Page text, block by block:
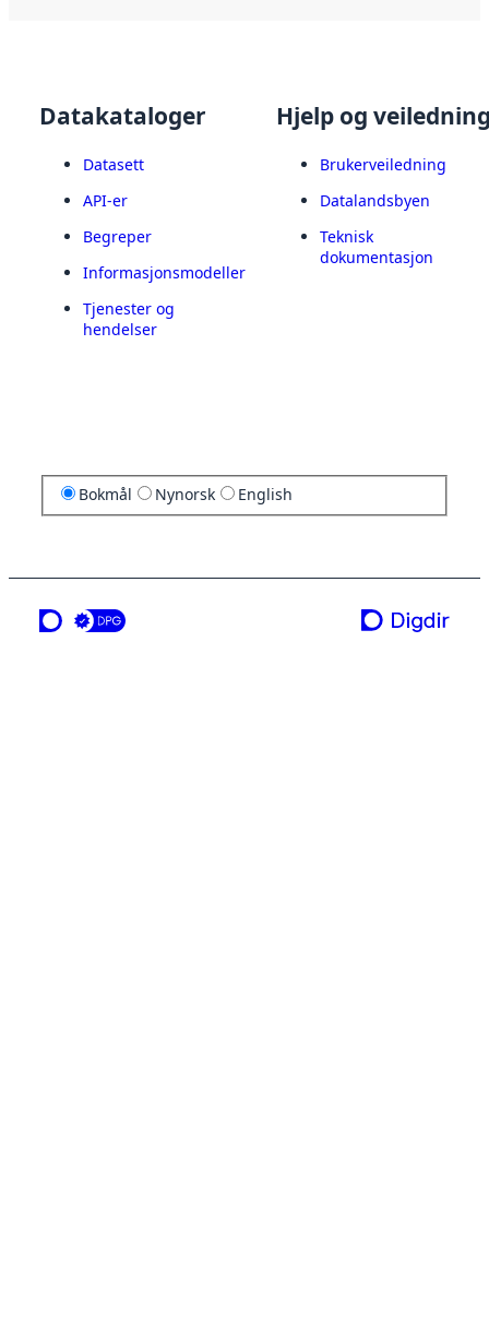
Datakataloger
Datasett
API-er
Begreper
Informasjonsmodeller
Tjenester og
hendelser
Hjelp og
Brukerveiledning
Datalandsbyen
Teknisk
dokumentasjon
Bokmål Nynorsk English